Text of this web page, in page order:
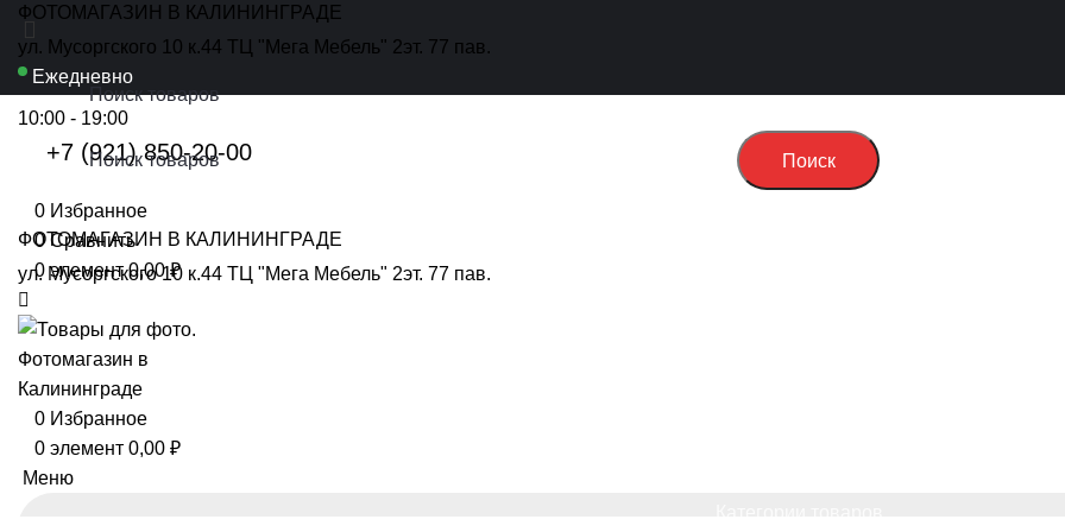
ФОТОМАГАЗИН В КАЛИНИНГРАДЕ
ул. Мусоргского 10 к.44 ТЦ "Мега Мебель" 2эт. 77 пав.
Ежедневно
10:00 - 19:00
+7 (921) 850-20-00
ФОТОМАГАЗИН В КАЛИНИНГРАДЕ
ул. Мусоргского 10 к.44 ТЦ "Мега Мебель" 2эт. 77 пав.
Поиск
0 Избранное
0 Сравнить
0элемент 0,00₽
0 Избранное
0 элемент 0,00 ₽
Меню